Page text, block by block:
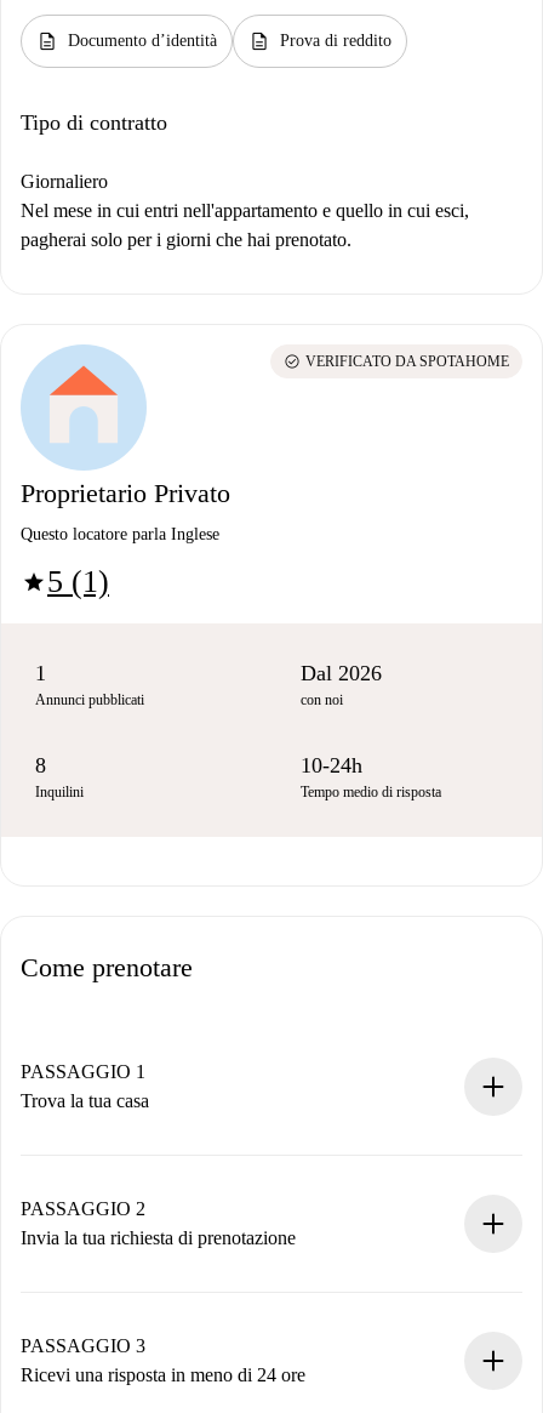
description Documento d’identità description Prova di reddito
Tipo di contratto
Giornaliero
Nel mese in cui entri nell'appartamento e quello in cui esci,
pagherai solo per i giorni che hai prenotato.
Proprietario Privato
Questo locatore parla Inglese
star5 (1)
check_circle VERIFICATO DA SPOTAHOME
1
Annunci pubblicati
Dal 2026
con noi
8
Inquilini
10-24h
Tempo medio di risposta
Come prenotare
PASSAGGIO 1
Trova la tua casa
Hai tutte le informazioni necessarie in anticipo.
PASSAGGIO 2
Invia la tua richiesta di prenotazione
non accetta.
PASSAGGIO 3
Ricevi una risposta in meno di 24 ore